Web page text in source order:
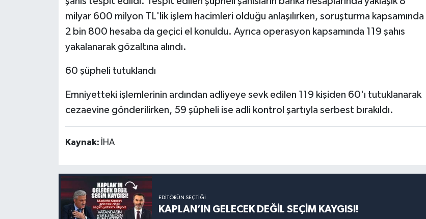
milyar 600 milyon TL'lik işlem hacimleri olduğu anlaşılırken, soruşturma kapsamında
2 bin 800 hesaba da geçici el konuldu. Ayrıca operasyon kapsamında 119 şahıs
yakalanarak gözaltına alındı.
60 şüpheli tutuklandı
Emniyetteki işlemlerinin ardından adliyeye sevk edilen 119 kişiden 60'ı tutuklanarak
cezaevine gönderilirken, 59 şüpheli ise adli kontrol şartıyla serbest bırakıldı.
Kaynak: İHA
EDITÖRÜN SEÇTIĞI
KAPLAN’IN GELECEK DEĞİL SEÇİM KAYGISI!